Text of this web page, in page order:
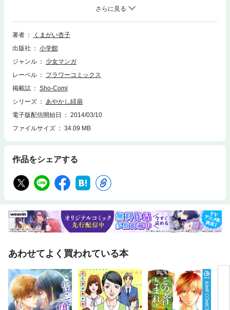
撃の事実とは！？前世と現世が錯綜する和風ファンタジーラブストーリ
ー、ますます盛り上がる第10巻！
著者
くまがい杏子
出版社
小学館
ジャンル
少女マンガ
レーベル
フラワーコミックス
掲載誌
Sho-Comi
シリーズ
あやかし緋扇
電子版配信開始日
2014/03/10
ファイルサイズ
34.09 MB
作品をシェアする
あわせてよく買われている本